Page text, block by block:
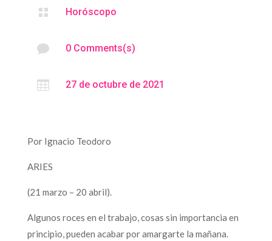
 Horóscopo
 0 Comments(s)
 27 de octubre de 2021
Por Ignacio Teodoro
ARIES
(21 marzo – 20 abril).
Algunos roces en el trabajo, cosas sin importancia en
principio, pueden acabar por amargarte la mañana.